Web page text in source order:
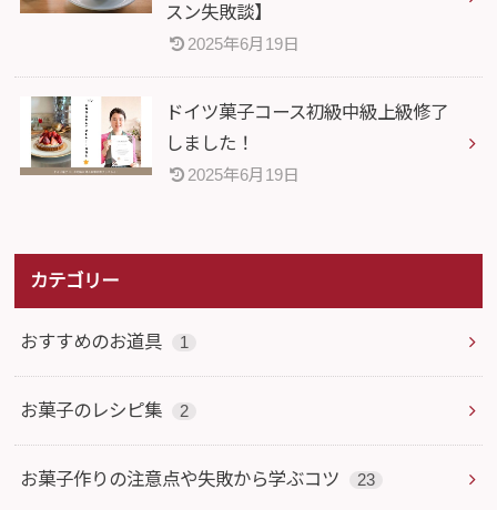
スン失敗談】
2025年6月19日
ドイツ菓子コース初級中級上級修了
しました！
2025年6月19日
カテゴリー
おすすめのお道具 1
お菓子のレシピ集 2
お菓子作りの注意点や失敗から学ぶコツ 23